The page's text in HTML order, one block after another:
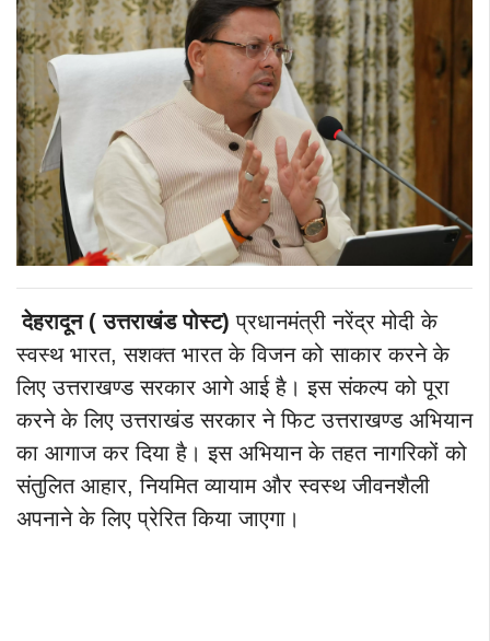
देहरादून ( उत्तराखंड पोस्ट) प्रधानमंत्री नरेंद्र मोदी के
स्वस्थ भारत, सशक्त भारत के विजन को साकार करने के
लिए उत्तराखण्ड सरकार आगे आई है। इस संकल्प को पूरा
करने के लिए उत्तराखंड सरकार ने फिट उत्तराखण्ड अभियान
का आगाज कर दिया है। इस अभियान के तहत नागरिकों को
संतुलित आहार, नियमित व्यायाम और स्वस्थ जीवनशैली
अपनाने के लिए प्रेरित किया जाएगा।